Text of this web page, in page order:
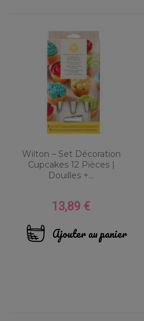
Wilton – Set Décoration
Cupcakes 12 Pièces |
Douilles +...
Prix
13,89 €
Ajouter au panier